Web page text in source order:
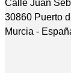
Calle Juan
30860 Puerto
Murcia -